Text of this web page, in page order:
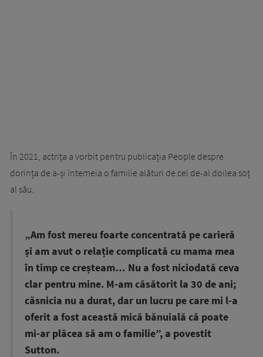
În 2021, actrița a vorbit pentru publicația People despre
dorința de a-și întemeia o familie alături de cel de-al doilea soț
al său.
„Am fost mereu foarte concentrată pe carieră
și am avut o relație complicată cu mama mea
în timp ce creșteam… Nu a fost niciodată ceva
clar pentru mine. M-am căsătorit la 30 de ani;
căsnicia nu a durat, dar un lucru pe care mi l-a
oferit a fost această mică bănuială că poate
mi-ar plăcea să am o familie”, a povestit
Sutton.